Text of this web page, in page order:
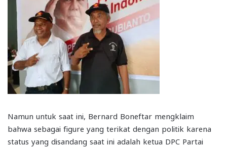
Namun untuk saat ini, Bernard Boneftar mengklaim
bahwa sebagai figure yang terikat dengan politik karena
status yang disandang saat ini adalah ketua DPC Partai